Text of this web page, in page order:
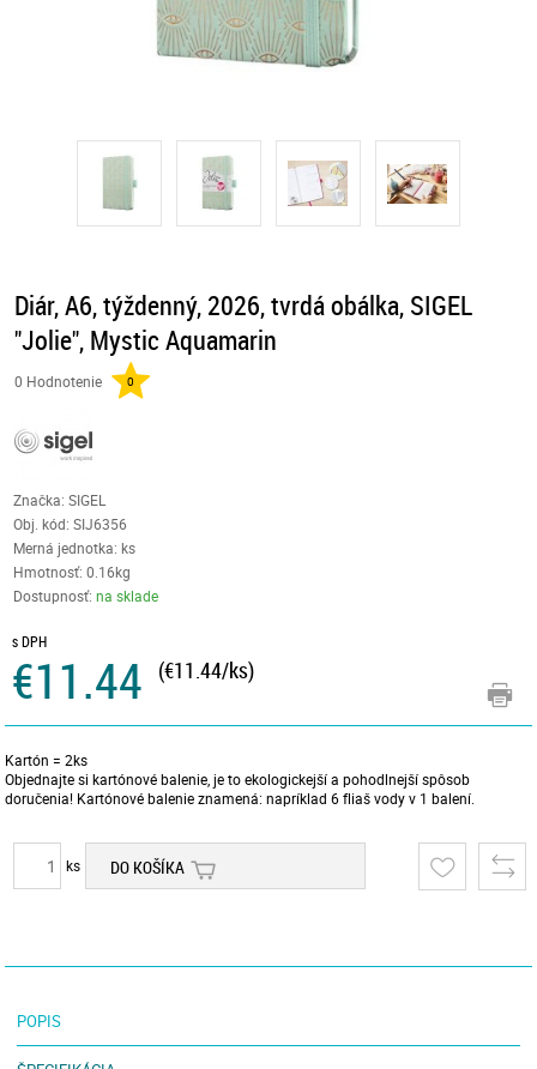
Diár, A6, týždenný, 2026, tvrdá obálka, SIGEL
"Jolie", Mystic Aquamarin
0 Hodnotenie 0
Značka: SIGEL
Obj. kód:SIJ6356
Merná jednotka: ks
Hmotnosť: 0.16kg
Dostupnosť:na sklade
s DPH
€11.44 (€11.44/ks)
Kartón = 2ks
Objednajte si kartónové balenie, je to ekologickejší a pohodlnejší spôsob
doručenia! Kartónové balenie znamená: napríklad 6 fliaš vody v 1 balení.
ks DO KOŠÍKA
POPIS